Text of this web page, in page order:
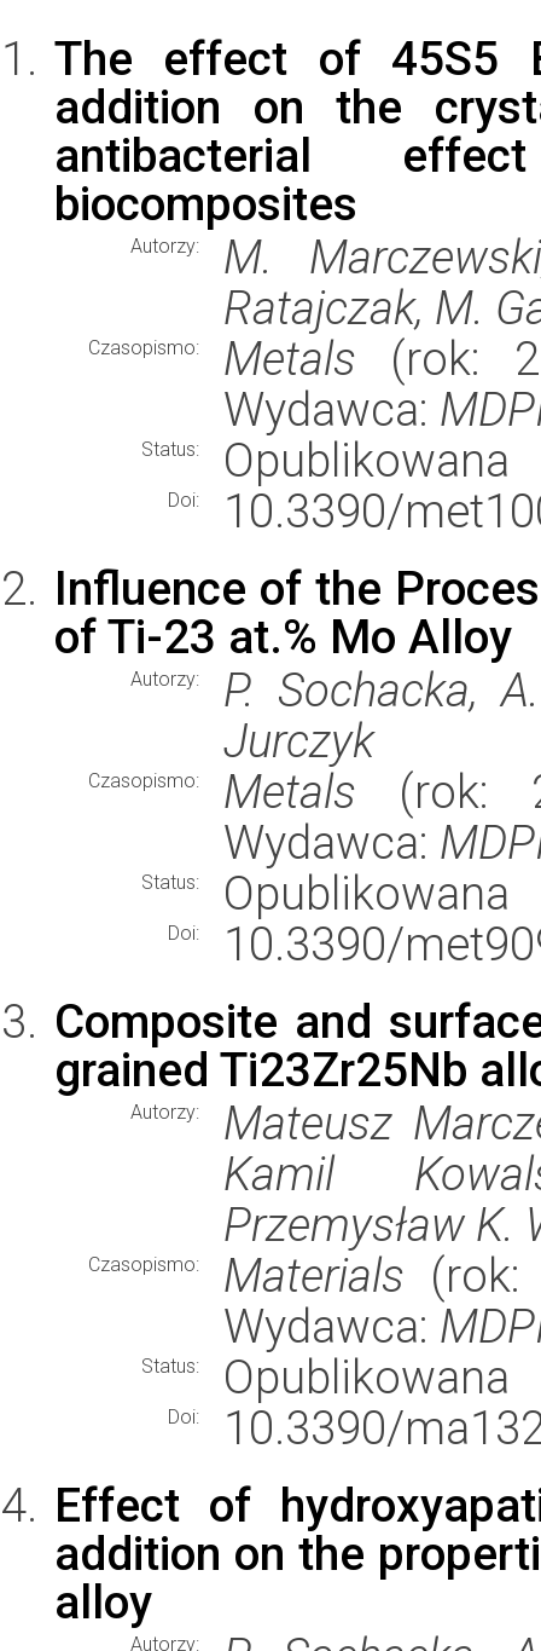
The effect of 45S5
addition on the
antibacterial
biocomposites
Autorzy:
M.
Ratajczak, M.
Czasopismo: Metals (rok:
Wydawca:
Status: Opublikowana
Doi:
10.3390/
Influence of the
of Ti-23 at.% Mo Alloy
Autorzy:
P. Sochacka,
Jurczyk
Czasopismo: Metals (rok:
Wydawca:
Status: Opublikowana
Doi:
10.3390/
Composite and
grained Ti23Zr25Nb
Autorzy:
Mateusz
Kamil
Przemysław K.
Czasopismo: Materials
Wydawca:
Status: Opublikowana
Doi:
10.3390/
Effect of
addition on the
alloy
Autorzy: